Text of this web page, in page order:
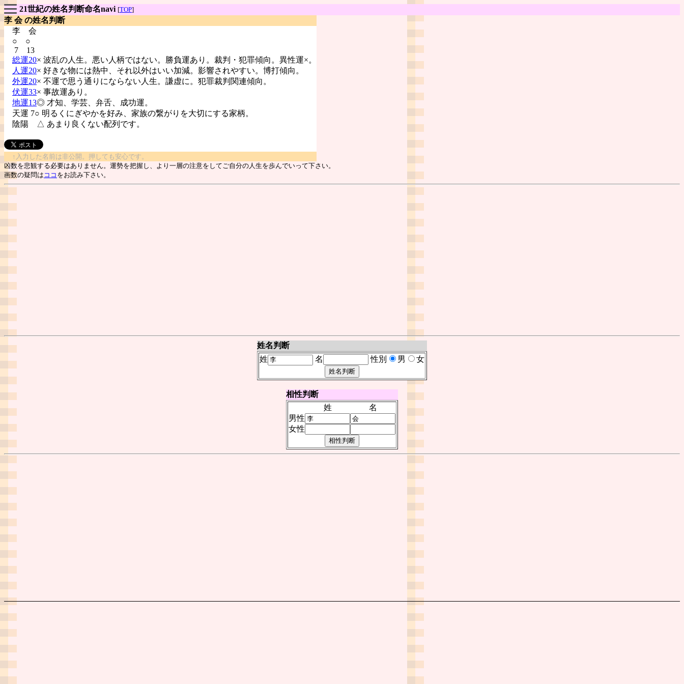
21世紀の姓名判断命名navi [TOP]
李 会 の姓名判断
李 会
○ ○
7 13
総運20× 波乱の人生。悪い人柄ではない。勝負運あり。裁判・犯罪傾向。異性運×。
人運20× 好きな物には熱中、それ以外はいい加減。影響されやすい。博打傾向。
外運20× 不運で思う通りにならない人生。謙虚に。犯罪裁判関連傾向。
伏運33× 事故運あり。
地運13◎ 才知、学芸、弁舌、成功運。
天運 7○ 明るくにぎやかを好み、家族の繋がりを大切にする家柄。
陰陽
△ あまり良くない配列です。
↑入力した名前は非公開。押しても安心です。
凶数を悲観する必要はありません。運勢を把握し、より一層の注意をしてご自分の人生を歩んでいって下さい。
画数の疑問は ココ をお読み下さい。
姓名判断
姓
名 性別 男 女
相性判断
姓
名
男性
女性